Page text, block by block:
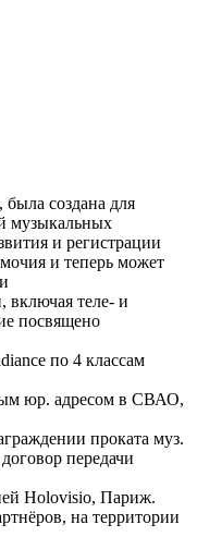
создана для
музыкальных
и регистрации
и теперь может
включая теле- и
посвящено
по 4 классам
юр. адресом в СВАО,
проката муз.
передачи
Holovisio, Париж.
на территории